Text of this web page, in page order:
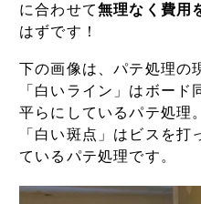
に合わせて無理なく費用
はずです！
下の画像は、パテ処理の
「白いライン」はボード
平らにしているパテ処理。
「白い斑点」はビスを打
ているパテ処理です。